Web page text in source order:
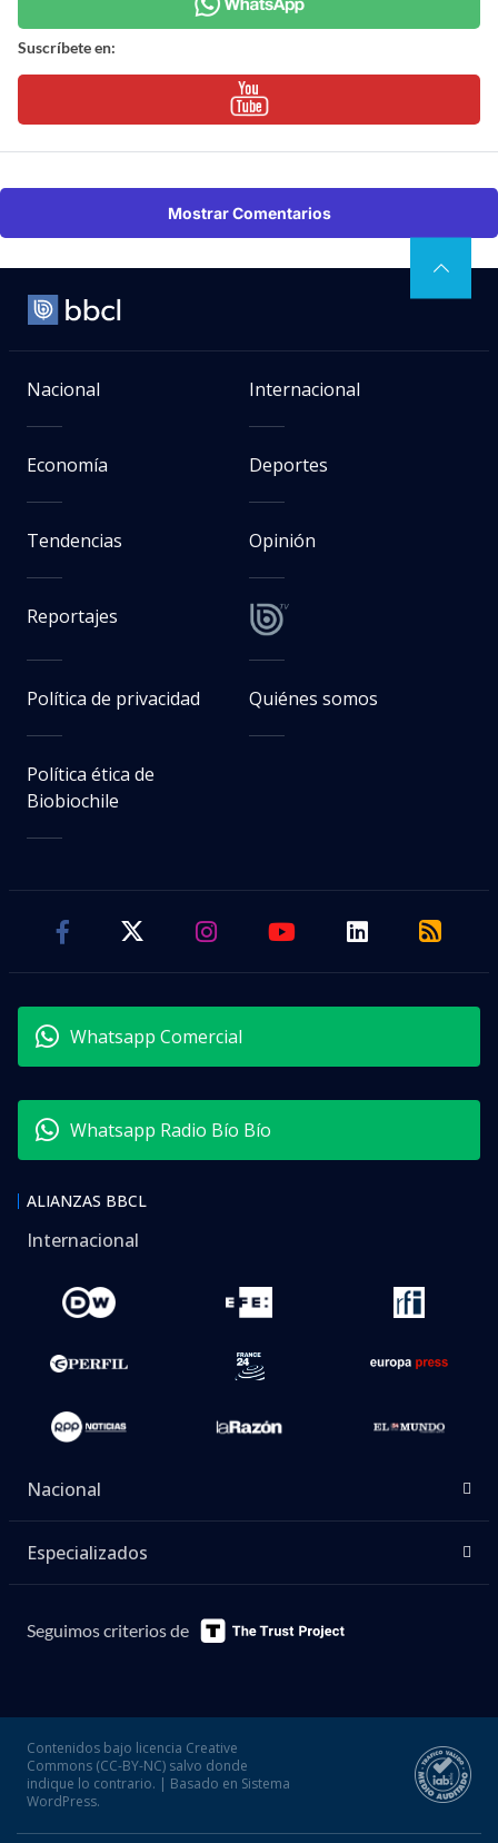
Suscríbete en:
Mostrar Comentarios
Nacional Internacional
Economía Deportes
Tendencias Opinión
Reportajes
Política de privacidad Quiénes somos
Política ética de
Biobiochile
Whatsapp Comercial
Whatsapp Radio Bío Bío
ALIANZAS BBCL
Internacional
Nacional
Especializados
Seguimos criterios de
Contenidos bajo licencia Creative
Commons (CC-BY-NC) salvo donde
indique lo contrario. | Basado en Sistema
WordPress.